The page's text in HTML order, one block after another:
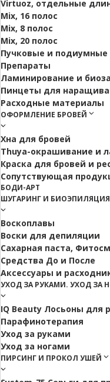
Virtuoz, отдельные
Mix, 16 полос
Mix, 8 полос
Mix, 20 полос
Пучковые и подиумные
Препараты
Ламинирование и
Пинцеты для
Расходные материалы
ОФОРМЛЕНИЕ БРОВЕЙ
Хна для бровей
Thuya-окрашивание и
Краска для бровей и
Сопутствующая
БОДИ-АРТ
ШУГАРИНГ И БИОЭПИЛЯЦИЯ
Воскоплавы
Воски для депиляции
Сахарная паста,
Средства До и После
Аксессуары и
УХОД ЗА РУКАМИ. УХОД ЗА
IQ Beauty Лосьоны для
Парафинотерапия
Уход за руками
Уход за ногами
ПИРСИНГ И ПРОКОЛ УШЕЙ